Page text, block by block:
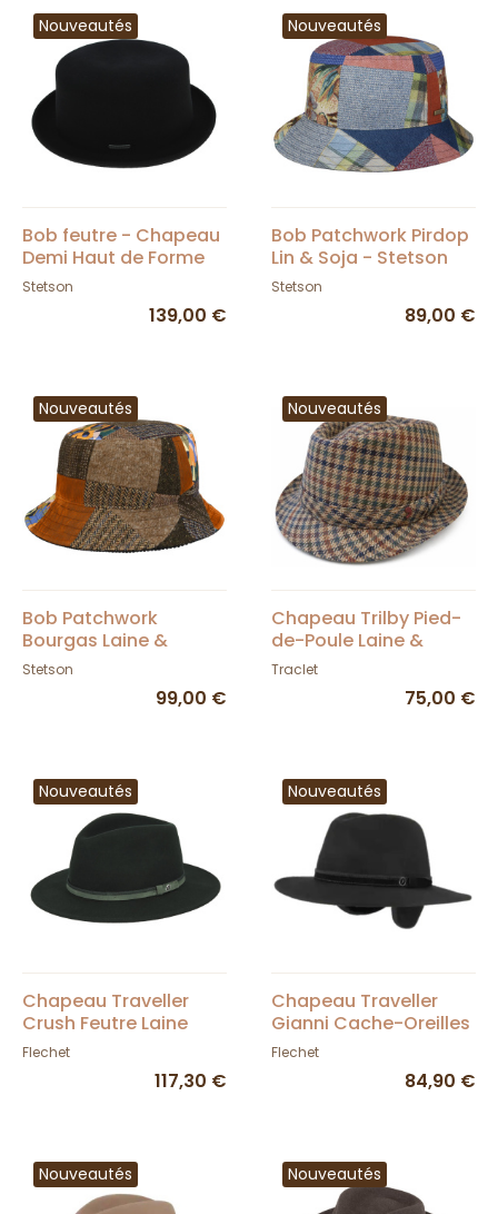
Nouveautés
Bob feutre - Chapeau
Demi Haut de Forme
Steeple Feutre Laine -
Stetson
139,00 €
Nouveautés
Bob Patchwork Pirdop
Lin & Soja - Stetson
Stetson
89,00 €
Nouveautés
Bob Patchwork
Bourgas Laine &
Coton - Stetson
Stetson
99,00 €
Nouveautés
Chapeau Trilby Pied-
de-Poule Laine &
Cachemire - Traclet
Traclet
75,00 €
Nouveautés
Chapeau Traveller
Crush Feutre Laine
Vert - Fléchet
Flechet
117,30 €
Nouveautés
Chapeau Traveller
Gianni Cache-Oreilles
Feutre Noir - Fléchet
Flechet
84,90 €
Nouveautés Nouveautés